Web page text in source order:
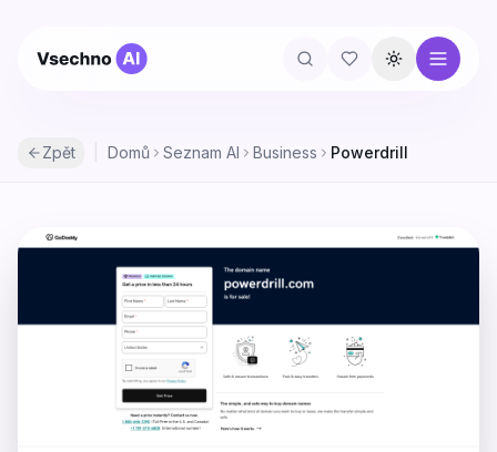
Přepnout
Zpět Domů Seznam AI Business Powerdrill